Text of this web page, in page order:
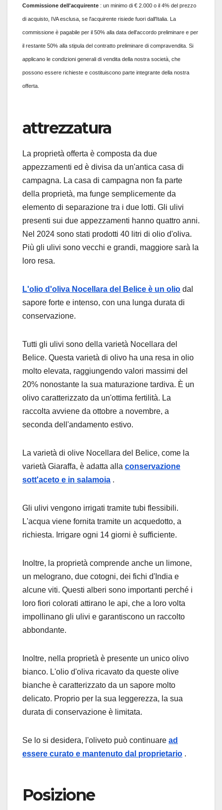
Commissione dell'acquirente : un minimo di € 2.000 o il 4% del prezzo
di acquisto, IVA esclusa, se l'acquirente risiede fuori dall'Italia. La
commissione è pagabile per il 50% alla data dell'accordo preliminare e per
il restante 50% alla stipula del contratto preliminare di compravendita. Si
applicano le condizioni generali di vendita della nostra società, che
possono essere richieste e costituiscono parte integrante della nostra
offerta.
attrezzatura
La proprietà offerta è composta da due
appezzamenti ed è divisa da un'antica casa di
campagna. La casa di campagna non fa parte
della proprietà, ma funge semplicemente da
elemento di separazione tra i due lotti. Gli ulivi
presenti sui due appezzamenti hanno quattro anni.
Nel 2024 sono stati prodotti 40 litri di olio d'oliva.
Più gli ulivi sono vecchi e grandi, maggiore sarà la
loro resa.
L'olio d'oliva Nocellara del Belice è un olio dal
sapore forte e intenso, con una lunga durata di
conservazione.
Tutti gli ulivi sono della varietà Nocellara del
Belice. Questa varietà di olivo ha una resa in olio
molto elevata, raggiungendo valori massimi del
20% nonostante la sua maturazione tardiva. È un
olivo caratterizzato da un'ottima fertilità. La
raccolta avviene da ottobre a novembre, a
seconda dell'andamento estivo.
La varietà di olive Nocellara del Belice, come la
varietà Giaraffa, è adatta alla conservazione
sott'aceto e in salamoia .
Gli ulivi vengono irrigati tramite tubi flessibili.
L'acqua viene fornita tramite un acquedotto, a
richiesta. Irrigare ogni 14 giorni è sufficiente.
Inoltre, la proprietà comprende anche un limone,
un melograno, due cotogni, dei fichi d'India e
alcune viti. Questi alberi sono importanti perché i
loro fiori colorati attirano le api, che a loro volta
impollinano gli ulivi e garantiscono un raccolto
abbondante.
Inoltre, nella proprietà è presente un unico olivo
bianco. L'olio d'oliva ricavato da queste olive
bianche è caratterizzato da un sapore molto
delicato. Proprio per la sua leggerezza, la sua
durata di conservazione è limitata.
Se lo si desidera, l'oliveto può continuare ad
essere curato e mantenuto dal proprietario .
Posizione